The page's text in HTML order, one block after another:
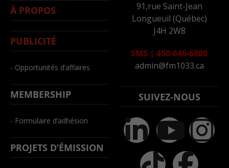
À PROPOS
PUBLICITÉ
- Opportunités d’affaires
MEMBERSHIP
- Formulaire d’adhésion
PROJETS D’ÉMISSION
91,rue Saint-Jean
Longueuil (Québec)
J4H 2W8
SMS | 450-646-6800
admin@fm1033.ca
SUIVEZ-NOUS